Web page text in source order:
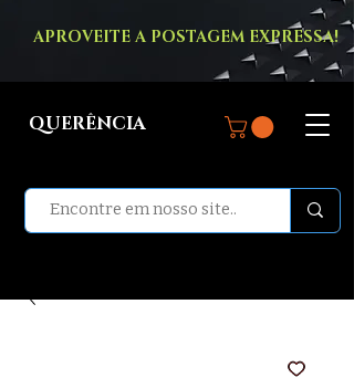
APROVEITE A POSTAGEM EXPRESSA!
QUERÊNCIA